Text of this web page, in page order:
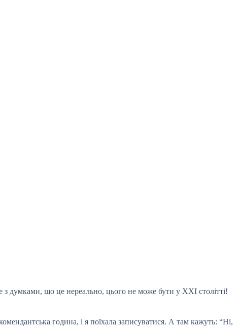
з думками, що це нереально, цього не може бути у ХХІ столітті!
година, і я поїхала записуватися. А там кажуть: “Ні,